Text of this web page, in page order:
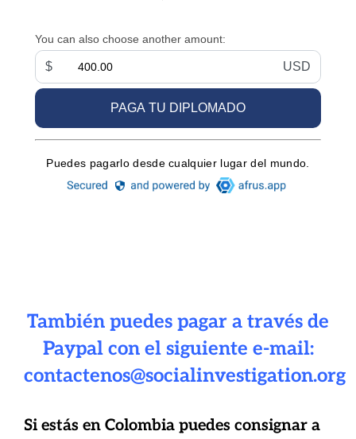
También puedes pagar a través de
Paypal con el siguiente e-mail:
contactenos@socialinvestigation.org
Si estás en Colombia puedes consignar a